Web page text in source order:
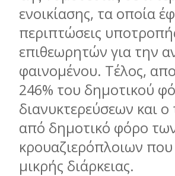
ενοικίασης, τα οποία
περιπτώσεις
επιθεωρητών για την
φαινομένου. Τέλος,
246% του δημοτικού
διανυκτερεύσεων και
από δημοτικό φόρο
κρουαζιερόπλοιων
μικρής διάρκειας.